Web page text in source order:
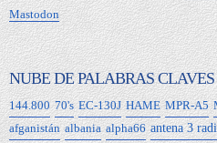
Mastodon
NUBE DE PALABRAS CLAVES
144.800 70's EC-130J HAME MPR-A5
afganistán albania alpha66 antena 3